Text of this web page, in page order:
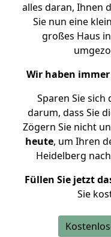
alles daran, Ihnen
Sie nun eine
großes Haus
Wir haben
Sparen Sie
darum, dass Sie
Zögern Sie nicht
heute, um Ihren
Heidelberg
Füllen Sie jetzt
Sie